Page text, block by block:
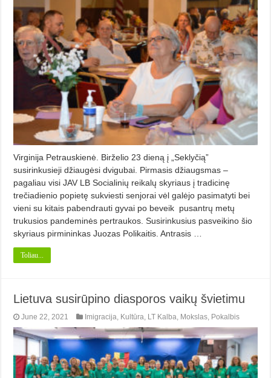
Virginija Petrauskienė. Birželio 23 dieną į „Seklyčią”
susirinkusieji džiaugėsi dvigubai. Pirmasis džiaugsmas –
pagaliau visi JAV LB Socialinių reikalų skyriaus į tradicinę
trečiadienio popietę sukviesti senjorai vėl galėjo pasimatyti bei
vieni su kitais pabendrauti gyvai po beveik pusantrų metų
trukusios pandeminės pertraukos. Susirinkusius pasveikino šio
skyriaus pirmininkas Juozas Polikaitis. Antrasis …
Toliau...
Lietuva susirūpino diasporos vaikų švietimu
June 22, 2021 Imigracija Kultūra LT Kalba Mokslas Pokalbis